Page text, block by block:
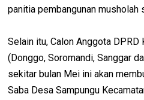
panitia pembangunan musholah
Selain itu, Calon Anggota
(Donggo, Soromandi, Sanggar
sekitar bulan Mei ini akan
Saba Desa Sampungu